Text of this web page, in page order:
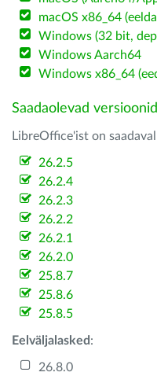
macOS x86_64
Windows (32 bit,
Windows Aarch64
Windows x86_64
Saadaolevad versioonid
LibreOffice'ist on
26.2.5
26.2.4
26.2.3
26.2.2
26.2.1
26.2.0
25.8.7
25.8.6
25.8.5
Eelväljalasked :
26.8.0